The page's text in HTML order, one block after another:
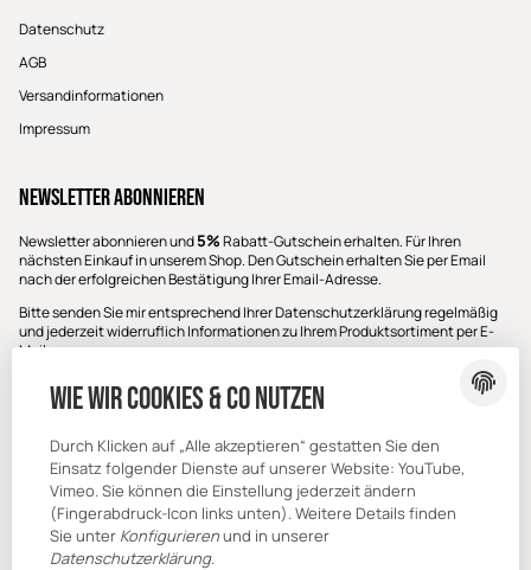
Datenschutz
AGB
Versandinformationen
Impressum
Newsletter Abonnieren
Newsletter abonnieren und5%Rabatt-Gutschein erhalten. Für Ihren
nächsten Einkauf in unserem Shop. Den Gutschein erhalten Sie per Email
nach der erfolgreichen Bestätigung Ihrer Email-Adresse.
Bitte senden Sie mir entsprechend IhrerDatenschutzerklärungregelmäßig
und jederzeit widerruflich Informationen zu Ihrem Produktsortiment per E-
Mail zu.
E-Mail-Adresse
Wie wir Cookies & Co nutzen
Durch Klicken auf „Alle akzeptieren“ gestatten Sie den
Einsatz folgender Dienste auf unserer Website: YouTube,
Vimeo. Sie können die Einstellung jederzeit ändern
(Fingerabdruck-Icon links unten). Weitere Details finden
Sie unter Konfigurierenund in unserer
Datenschutzerklärung.